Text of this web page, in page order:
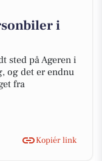
i
sted på Ageren i
og det er endnu
fra
Kopiér link